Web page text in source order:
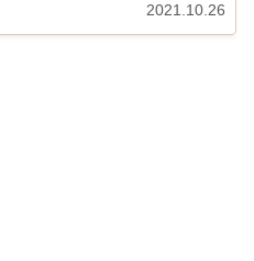
2021.10.26